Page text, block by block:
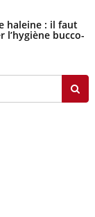
haleine : il faut
l’hygiène bucco-